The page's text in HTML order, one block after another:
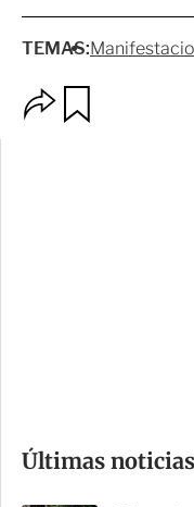
TEMAS:
m
Últimas noticias